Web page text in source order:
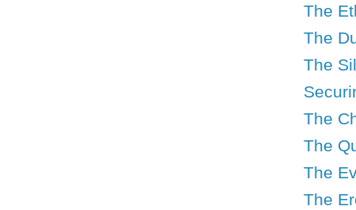
The
The
The
The
The
The
The